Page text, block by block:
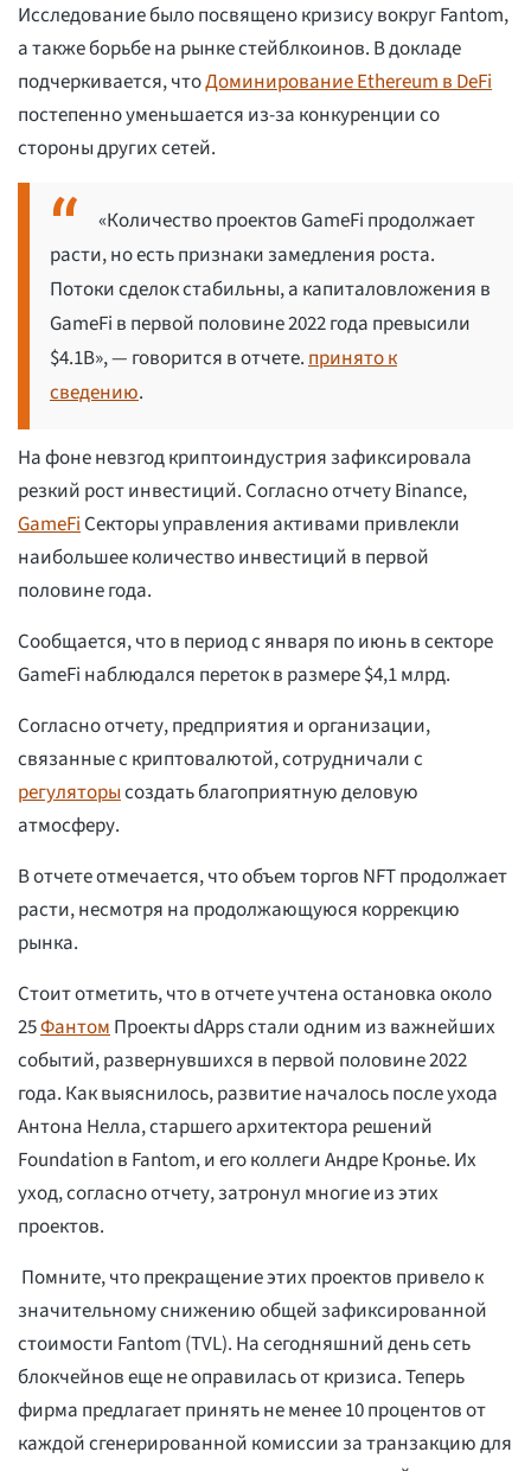
Исследование было посвящено кризису вокруг Fantom,
а также борьбе на рынке стейблкоинов. В докладе
подчеркивается, чтоДоминирование Ethereum в DeFi
постепенно уменьшается из-за конкуренции со
стороны других сетей.
«Количество проектов GameFi продолжает
расти, но есть признаки замедления роста.
Потоки сделок стабильны, а капиталовложения в
GameFi в первой половине 2022 года превысили
$4.1B», — говорится в отчете.принято к
сведению.
На фоне невзгод криптоиндустрия зафиксировала
резкий рост инвестиций. Согласно отчету Binance,
GameFiСекторы управления активами привлекли
наибольшее количество инвестиций в первой
половине года.
Сообщается, что в период с января по июнь в секторе
GameFi наблюдался переток в размере $4,1 млрд.
Согласно отчету, предприятия и организации,
связанные с криптовалютой, сотрудничали с
регуляторысоздать благоприятную деловую
атмосферу.
В отчете отмечается, что объем торгов NFT продолжает
расти, несмотря на продолжающуюся коррекцию
рынка.
Стоит отметить, что в отчете учтена остановка около
25ФантомПроекты dApps стали одним из важнейших
событий, развернувшихся в первой половине 2022
года. Как выяснилось, развитие началось после ухода
Антона Нелла, старшего архитектора решений
Foundation в Fantom, и его коллеги Андре Кронье. Их
уход, согласно отчету, затронул многие из этих
проектов.
Помните, что прекращение этих проектов привело к
значительному снижению общей зафиксированной
стоимости Fantom (TVL). На сегодняшний день сеть
блокчейнов еще не оправилась от кризиса. Теперь
фирма предлагает принять не менее 10 процентов от
каждой сгенерированной комиссии за транзакцию для